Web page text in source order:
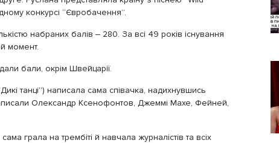
конкурсі “Євробачення”.
набраних балів – 280. За всі 49 років існування
момент.
бали, окрім Швейцарії.
танці”) написала сама співачка, надихнувшись
Олександр Ксенофонтов, Джеммі Махе, Фейней,
грала на трембіті й навчала журналістів та всіх